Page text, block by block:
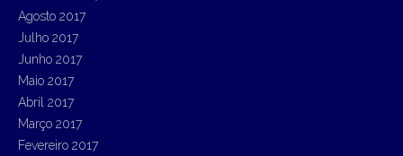
Agosto 2017
Julho 2017
Junho 2017
Maio 2017
Abril 2017
Março 2017
Fevereiro 2017